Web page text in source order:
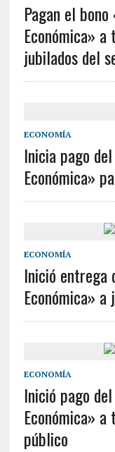
Pagan el
Económica»
jubilados del
ECONOMÍA
Inicia pago
Económica»
ECONOMÍA
Inició entrega
Económica»
ECONOMÍA
Inició pago
Económica»
público